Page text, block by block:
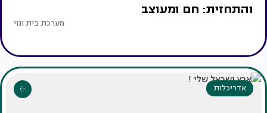
והתחזית: חם ומעוצב
מערכת בית ונוי
אדריכלות